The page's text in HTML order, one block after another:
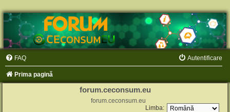
FAQ Autentificare
Prima pagină
forum.ceconsum.eu
forum.ceconsum.eu
Limba: